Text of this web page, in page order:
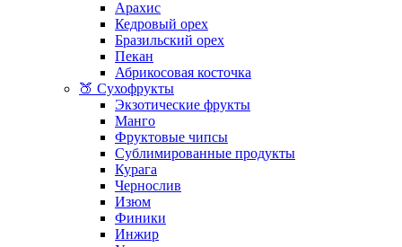
Арахис
Кедровый орех
Бразильский орех
Пекан
Абрикосовая косточка
🍑 Сухофрукты
Экзотические фрукты
Манго
Фруктовые чипсы
Сублимированные продукты
Курага
Чернослив
Изюм
Финики
Инжир